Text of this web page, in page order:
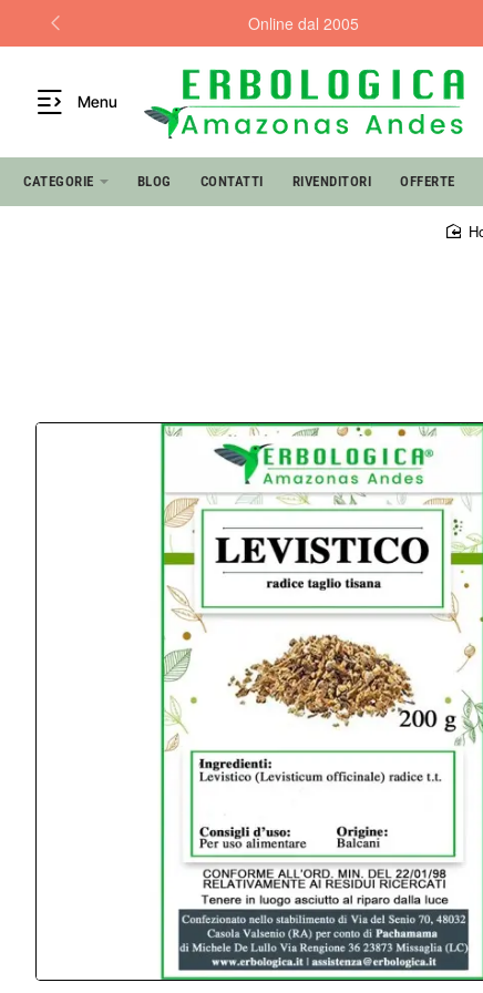
Online dal 2005
Menu
CATEGORIE BLOG CONTATTI RIVENDITORI OFFERTE